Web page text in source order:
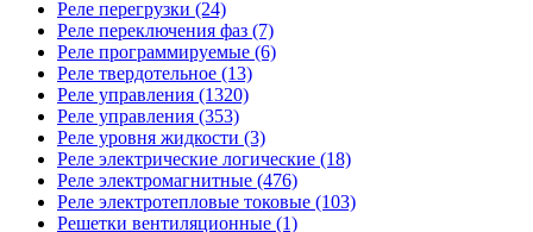
Реле перегрузки (24)
Реле переключения фаз (7)
Реле программируемые (6)
Реле твердотельное (13)
Реле управления (1320)
Реле управления (353)
Реле уровня жидкости (3)
Реле электрические логические (18)
Реле электромагнитные (476)
Реле электротепловые токовые (103)
Решетки вентиляционные (1)